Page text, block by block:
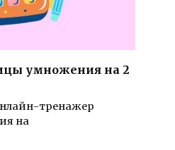
умножения на 2
тренажер
на